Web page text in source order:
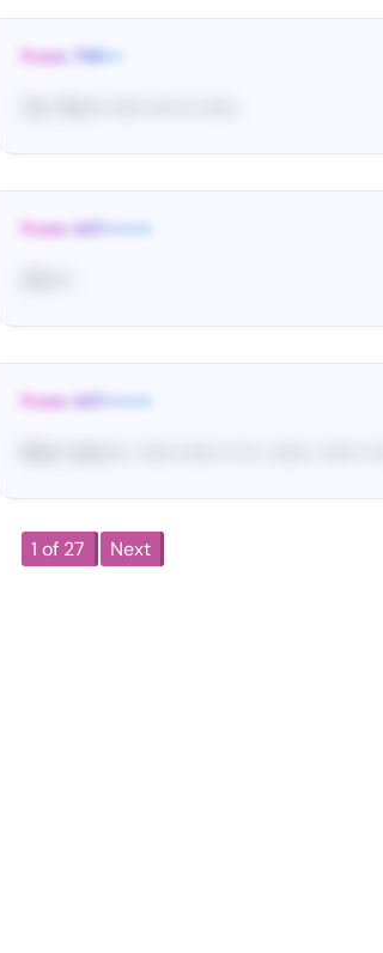
From: TWI•••
From: 447••••••••
From: 447••••••••
Ma•••• ka••••• • •••••• •••••• •• ••• • •••••• • ••••• ••
1 of 27 Next